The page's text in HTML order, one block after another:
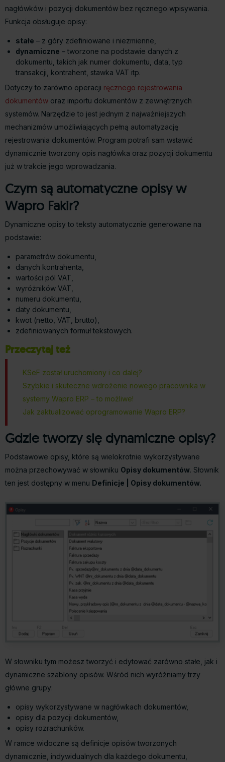
nagłówków i pozycji dokumentów bez ręcznego wpisywania.
Funkcja obsługuje opisy:
stałe – z góry zdefiniowane i niezmienne,
dynamiczne – tworzone na podstawie danych z
dokumentu, takich jak numer dokumentu, data, typ
transakcji, kontrahent, stawka VAT itp.
Dotyczy to zarówno operacji ręcznego rejestrowania
dokumentów oraz importu dokumentów z zewnętrznych
systemów. Narzędzie to jest jednym z najważniejszych
mechanizmów umożliwiających pełną automatyzację
rejestrowania dokumentów. Program potrafi sam wstawić
dynamicznie tworzony opis nagłówka oraz pozycji dokumentu
już w trakcie jego wprowadzania.
Czym są automatyczne opisy w
Wapro Fakir?
Dynamiczne opisy to teksty automatycznie generowane na
podstawie:
parametrów dokumentu,
danych kontrahenta,
wartości pól VAT,
wyróżników VAT,
numeru dokumentu,
daty dokumentu,
kwot (netto, VAT, brutto),
zdefiniowanych formuł tekstowych.
Przeczytaj też
KSeF został uruchomiony i co dalej?
Szybkie i skuteczne wdrożenie nowego pracownika w
systemy Wapro ERP – to możliwe!
Jak zaktualizować oprogramowanie Wapro ERP?
Gdzie tworzy się dynamiczne opisy?
Podstawowe opisy, które są wielokrotnie wykorzystywane
można przechowywać w słowniku Opisy dokumentów. Słownik
ten jest dostępny w menu Definicje | Opisy dokumentów.
W słowniku tym możesz tworzyć i edytować zarówno stałe, jak i
dynamiczne szablony opisów. Wśród nich wyróżniamy trzy
główne grupy:
opisy wykorzystywane w nagłówkach dokumentów,
opisy dla pozycji dokumentów,
opisy rozrachunków.
W ramce widoczne są definicje opisów tworzonych
dynamicznie, indywidualnych dla każdego dokumentu,